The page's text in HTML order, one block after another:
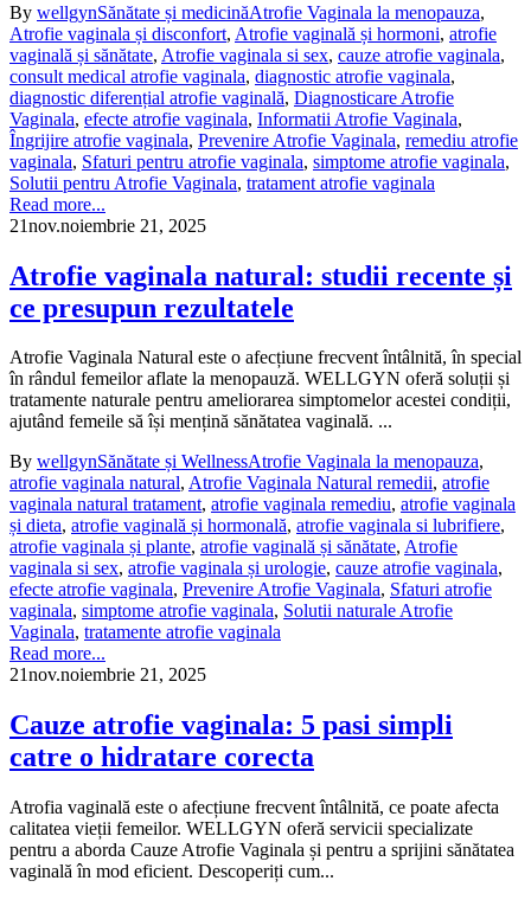
By wellgynSănătate și medicinăAtrofie Vaginala la menopauza,
Atrofie vaginala și disconfort, Atrofie vaginală și hormoni, atrofie
vaginală și sănătate, Atrofie vaginala si sex, cauze atrofie vaginala,
consult medical atrofie vaginala, diagnostic atrofie vaginala,
diagnostic diferențial atrofie vaginală, Diagnosticare Atrofie
Vaginala, efecte atrofie vaginala, Informatii Atrofie Vaginala,
Îngrijire atrofie vaginala, Prevenire Atrofie Vaginala, remediu atrofie
vaginala, Sfaturi pentru atrofie vaginala, simptome atrofie vaginala,
Solutii pentru Atrofie Vaginala, tratament atrofie vaginala
Read more...
21nov.noiembrie 21, 2025
Atrofie vaginala natural: studii recente și
ce presupun rezultatele
Atrofie Vaginala Natural este o afecțiune frecvent întâlnită, în special
în rândul femeilor aflate la menopauză. WELLGYN oferă soluții și
tratamente naturale pentru ameliorarea simptomelor acestei condiții,
ajutând femeile să își mențină sănătatea vaginală. ...
By wellgynSănătate și WellnessAtrofie Vaginala la menopauza,
atrofie vaginala natural, Atrofie Vaginala Natural remedii, atrofie
vaginala natural tratament, atrofie vaginala remediu, atrofie vaginala
și dieta, atrofie vaginală și hormonală, atrofie vaginala si lubrifiere,
atrofie vaginala și plante, atrofie vaginală și sănătate, Atrofie
vaginala si sex, atrofie vaginala și urologie, cauze atrofie vaginala,
efecte atrofie vaginala, Prevenire Atrofie Vaginala, Sfaturi atrofie
vaginala, simptome atrofie vaginala, Solutii naturale Atrofie
Vaginala, tratamente atrofie vaginala
Read more...
21nov.noiembrie 21, 2025
Cauze atrofie vaginala: 5 pasi simpli
catre o hidratare corecta
Atrofia vaginală este o afecțiune frecvent întâlnită, ce poate afecta
calitatea vieții femeilor. WELLGYN oferă servicii specializate
pentru a aborda Cauze Atrofie Vaginala și pentru a sprijini sănătatea
vaginală în mod eficient. Descoperiți cum...